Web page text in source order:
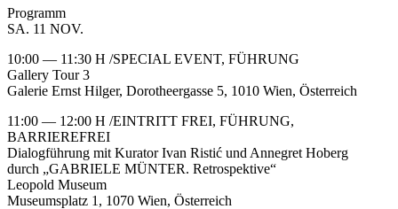
Programm
SA. 11 NOV.
10:00 — 11:30 H /SPECIAL EVENT, FÜHRUNG
Gallery Tour 3
Galerie Ernst Hilger, Dorotheergasse 5, 1010 Wien, Österreich
11:00 — 12:00 H /EINTRITT FREI, FÜHRUNG,
BARRIEREFREI
Dialogführung mit Kurator Ivan Ristić und Annegret Hoberg
durch „GABRIELE MÜNTER. Retrospektive“
Leopold Museum
Museumsplatz 1, 1070 Wien, Österreich